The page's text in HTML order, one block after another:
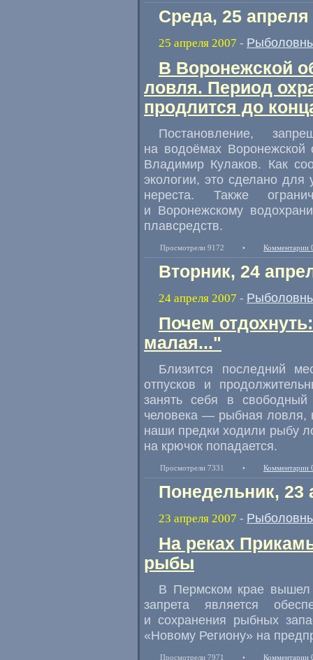
Среда, 25 апреля
25 апреля 2007 -
В Воронежской
ловля. Период
продлится до
Постановление,
на водоёмах Воронежской
Владимир Кулаков. Как
экологии, это сделано
нереста. Также
и Воронежскому
плавсредств.
Просмотрели 9172 • Комментарии
Вторник, 24
24 апреля 2007 -
Почем
малая..."
Близится последний
отпусков и
занять себя в
человека — рыбная ловля,
наши предки ходили рыбу
на крючок попадается.
Просмотрели 7331 • Комментарии
Понедельник, 23
23 апреля 2007 -
На реках
рыбы
В Пермском крае
запрета является
и сохранения рыбных
«Новому Региону» на
Просмотрели 7971 • Комментарии